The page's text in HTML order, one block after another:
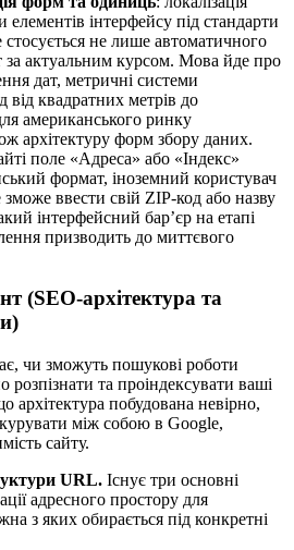
елементів інтерфейсу під стандарти
стосується не лише автоматичного
за актуальним курсом. Мова йде про
дат, метричні системи
від квадратних метрів до
американського ринку
архітектуру форм збору даних.
поле «Адреса» або «Індекс»
формат, іноземний користувач
ввести свій ZIP-код або назву
інтерфейсний бар’єр на етапі
призводить до миттєвого
(SEO-архітектура та
чи зможуть пошукові роботи
розпізнати та проіндексувати ваші
архітектура побудована невірно,
між собою в Google,
сайту.
URL. Існує три основні
адресного простору для
з яких обирається під конкретні